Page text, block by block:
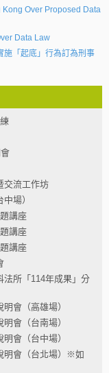
Kong Over Proposed Data
Data Law
施「起底」行為訂為刑事
交流工作坊
場）
講座
講座
講座
法所「114年成果」分
會（高雄場）
會（台南場）
會（台中場）
明會（台北場）※如